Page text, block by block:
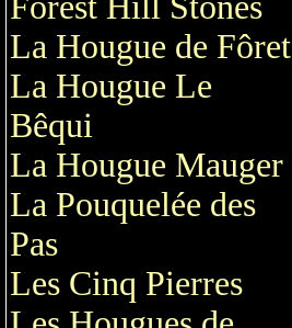
La Hougue de Fôret
La Hougue Le
Bêqui
La Hougue Mauger
La Pouquelée des
Pas
Les Cinq Pierres